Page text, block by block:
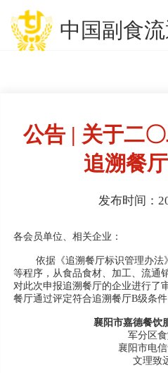
中国副食
公告 | 关于二
追溯餐
发布时间：
各会员单位、相关企业：
依据《追溯餐厅标识管理办法
等程序，从食品食材、加工、流通
对此次申报追溯餐厅的企业进行了
餐厅通过评定符合追溯餐厅B级条
襄阳市嘉德餐饮
军分区
襄阳市电
文理致